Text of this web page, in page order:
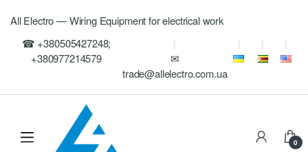
navigation
content
All Electro — Wiring Equipment for electrical work
☎ +380505427248;
+380977214579
✉
trade@allelectro.com.ua
0